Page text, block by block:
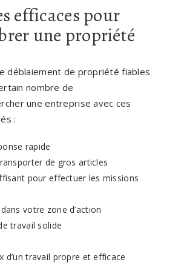
efficaces pour
une propriété
déblaiement de propriété fiables
nombre de
une entreprise avec ces
:
rapide
de gros articles
pour effectuer les missions
votre zone d’action
travail solide
d’un travail propre et efficace